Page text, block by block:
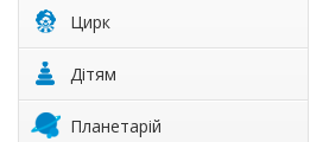
Цирк
Дітям
Планетарій